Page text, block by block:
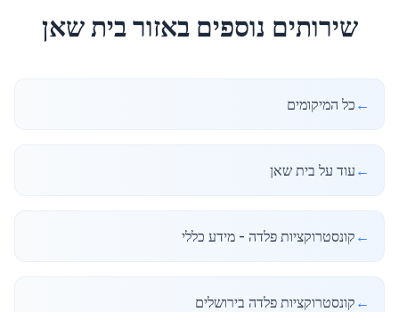
שירותים נוספים באזורבית שאן
← כל המיקומים
← עוד על בית שאן
← קונסטרוקציות פלדה - מידע כללי
← קונסטרוקציות פלדה בירושלים